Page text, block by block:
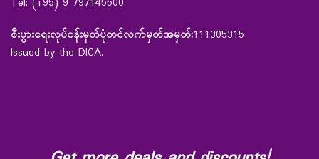
စီးပွားရေးလုပ်ငန်းမှတ်ပုံတင်လက်မှတ်အမှတ်:111305315
Issued by the DICA.